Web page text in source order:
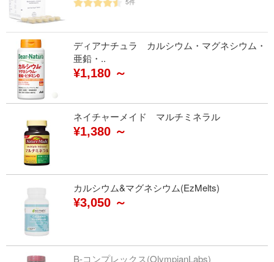
5件
ディアナチュラ カルシウム・マグネシウム・
亜鉛・..
¥1,180 ～
ネイチャーメイド マルチミネラル
¥1,380 ～
カルシウム&マグネシウム(EzMelts)
¥3,050 ～
B-コンプレックス(OlympianLabs)